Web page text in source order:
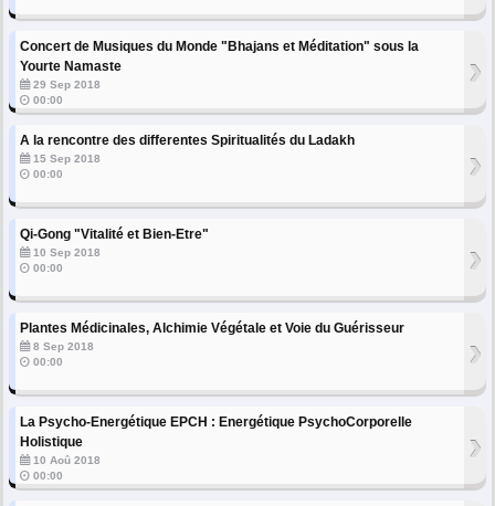
Concert de Musiques du Monde "Bhajans et Méditation" sous la
Yourte Namaste
29 Sep 2018
00:00
›
A la rencontre des differentes Spiritualités du Ladakh
15 Sep 2018
00:00
›
Qi-Gong "Vitalité et Bien-Etre"
10 Sep 2018
00:00
›
Plantes Médicinales, Alchimie Végétale et Voie du Guérisseur
8 Sep 2018
00:00
›
La Psycho-Energétique EPCH : Energétique PsychoCorporelle
Holistique
10 Aoû 2018
00:00
›